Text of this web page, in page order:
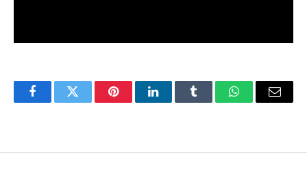
FacebookTwitter PinterestLinkedInTumblr WhatsAppEmail